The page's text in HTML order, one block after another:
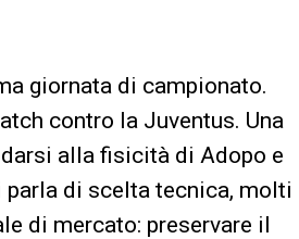
giornata di campionato.
contro la Juventus. Una
alla fisicità di Adopo e
parla di scelta tecnica, molti
di mercato: preservare il